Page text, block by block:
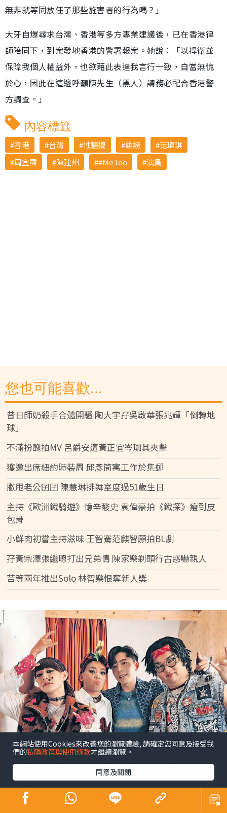
無非就等同放任了那些施害者的行為嗎？」
大牙自爆尋求台灣、香港等多方專業建議後，已在香港律
師陪同下，到案發地香港的警署報案。她說︰「以捍衛並
保障我個人權益外，也欲藉此表達我言行一致，自當無愧
於心，因此在這邊呼籲陳先生（黑人）請務必配合香港警
方調查。」
內容標籤
香港 台灣 性騷擾 誹謗
范瑋琪
周宜霈
陳建州 #MeToo 演員
您也可能喜歡...
昔日師奶殺手合體開騷 陶大宇孖吳啟華張兆輝「倒轉地
球」
不滿扮醜拍MV 呂爵安遭黃正宜岑珈其夾擊
獲邀出席紐約時裝周 邱彥筒寓工作於集郵
撇甩老公囝囝 陳慧琳排舞室度過51歲生日
主持《歐洲鐵騎遊》憶辛酸史 袁偉豪拍《鐵探》瘦到皮
包骨
小鮮肉初嘗主持滋味 王智騫范麒智願拍BL劇
孖黃宗澤張繼聰打出兄弟情 陳家樂剃頭行古惑嚇親人
苦等兩年推出Solo 林智樂恨奪新人獎
不滿扮醜拍MV 呂爵安遭黃正宜岑珈其夾擊
本網站使用Cookies來改善您的瀏覽體驗, 請確定您同意及接受我
們的私隱政策與使用條款才繼續瀏覽。
同意及關閉